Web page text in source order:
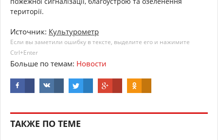
території.
Источник: Культурометр
Если вы заметили ошибку в тексте, выделите его и нажимите
Ctrl+Enter
Больше по темам: Новости
ТАКЖЕ ПО ТЕМЕ